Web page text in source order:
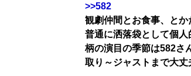
>>582
観劇仲間とお食事、とか
普通に洒落袋として個人
柄の演目の季節は582さ
取り～ジャストまで大丈